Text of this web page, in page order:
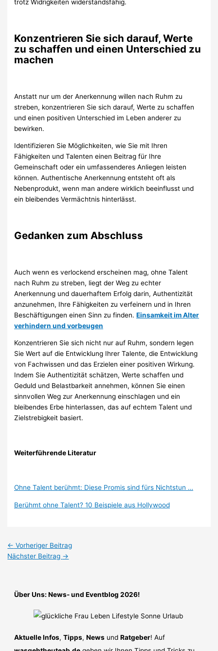
trotz Widrigkeiten widerstandsfähig.
Konzentrieren Sie sich darauf, Werte
zu schaffen und einen Unterschied zu
machen
Anstatt nur um der Anerkennung willen nach Ruhm zu
streben, konzentrieren Sie sich darauf, Werte zu schaffen
und einen positiven Unterschied im Leben anderer zu
bewirken.
Identifizieren Sie Möglichkeiten, wie Sie mit Ihren
Fähigkeiten und Talenten einen Beitrag für Ihre
Gemeinschaft oder ein umfassenderes Anliegen leisten
können. Authentische Anerkennung entsteht oft als
Nebenprodukt, wenn man andere wirklich beeinflusst und
ein bleibendes Vermächtnis hinterlässt.
Gedanken zum Abschluss
Auch wenn es verlockend erscheinen mag, ohne Talent
nach Ruhm zu streben, liegt der Weg zu echter
Anerkennung und dauerhaftem Erfolg darin, Authentizität
anzunehmen, Ihre Fähigkeiten zu verfeinern und in Ihren
Beschäftigungen einen Sinn zu finden.Einsamkeit im Alter
verhindern und vorbeugen
Konzentrieren Sie sich nicht nur auf Ruhm, sondern legen
Sie Wert auf die Entwicklung Ihrer Talente, die Entwicklung
von Fachwissen und das Erzielen einer positiven Wirkung.
Indem Sie Authentizität schätzen, Werte schaffen und
Geduld und Belastbarkeit annehmen, können Sie einen
sinnvollen Weg zur Anerkennung einschlagen und ein
bleibendes Erbe hinterlassen, das auf echtem Talent und
Zielstrebigkeit basiert.
Weiterführende Literatur
Ohne Talent berühmt: Diese Promis sind fürs Nichtstun …
Berühmt ohne Talent? 10 Beispiele aus Hollywood
← Vorheriger Beitrag
Nächster Beitrag →
Über Uns: News- und Eventblog 2026!
Aktuelle Infos,Tipps,News undRatgeber! Auf